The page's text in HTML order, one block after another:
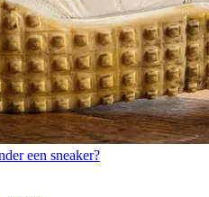
een sneaker?